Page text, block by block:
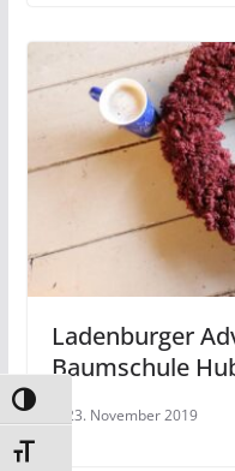
Umschalten auf hohe
Schrift vergrößern
Ladenburger
Baumschule
23. November 2019